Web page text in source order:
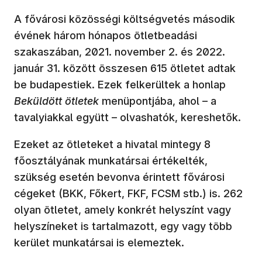
A fővárosi közösségi költségvetés második
évének három hónapos ötletbeadási
szakaszában, 2021. november 2. és 2022.
január 31. között összesen 615 ötletet adtak
be budapestiek. Ezek felkerültek a honlap
Beküldött ötletek menüpontjába, ahol – a
tavalyiakkal együtt – olvashatók, kereshetők.
Ezeket az ötleteket a hivatal mintegy 8
főosztályának munkatársai értékelték,
szükség esetén bevonva érintett fővárosi
cégeket (BKK, Főkert, FKF, FCSM stb.) is. 262
olyan ötletet, amely konkrét helyszínt vagy
helyszíneket is tartalmazott, egy vagy több
kerület munkatársai is elemeztek.